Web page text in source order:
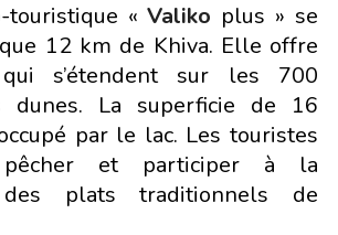
touristique «Valiko plus » se
12 km de Khiva. Elle offre
s’étendent sur les 700
dunes. La superficie de 16
par le lac. Les touristes
et participer à la
des plats traditionnels de